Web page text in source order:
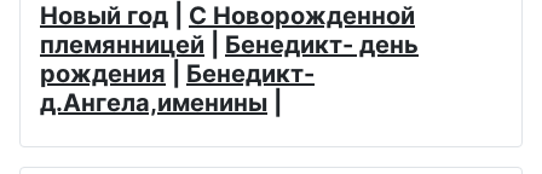
Новый год
С Новорожденной
племянницей
Бенедикт- день
рождения
Бенедикт-
д.Ангела,именины